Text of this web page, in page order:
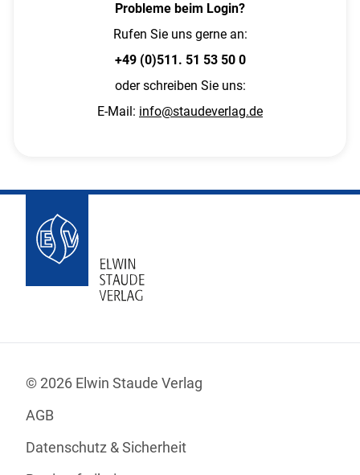
Probleme beim Login?
Rufen Sie uns gerne an:
+49 (0)511. 51 53 50 0
oder schreiben Sie uns:
E-Mail: info@staudeverlag.de
© 2026 Elwin Staude Verlag
AGB
Datenschutz & Sicherheit